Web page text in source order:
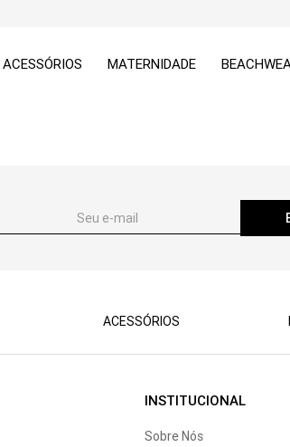
ACESSÓRIOS MATERNIDADE
ACESSÓRIOS
INSTITUCIONAL
Sobre Nós